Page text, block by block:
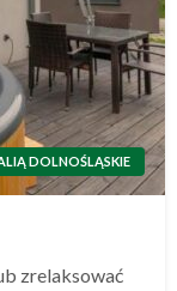
DOLNOŚLĄSKIE
zrelaksować